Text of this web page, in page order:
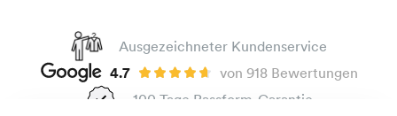
Ausgezeichneter Kundenservice
4.7
von 918 Bewertungen
100 Tage Passform-Garantie